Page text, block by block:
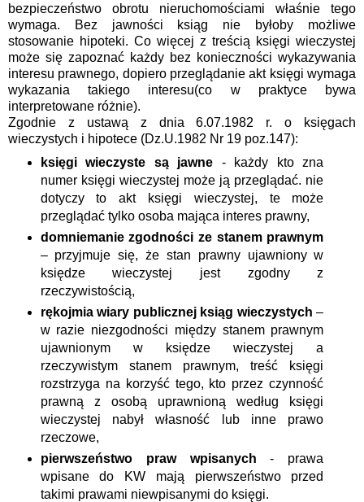
bezpieczeństwo obrotu nieruchomościami właśnie tego
wymaga. Bez jawności ksiąg nie byłoby możliwe
stosowanie hipoteki. Co więcej z treścią księgi wieczystej
może się zapoznać każdy bez konieczności wykazywania
interesu prawnego, dopiero przeglądanie akt księgi wymaga
wykazania takiego interesu(co w praktyce bywa
interpretowane różnie).
Zgodnie z ustawą z dnia 6.07.1982 r. o księgach
wieczystych i hipotece (Dz.U.1982 Nr 19 poz.147):
księgi wieczyste są jawne - każdy kto zna
numer księgi wieczystej może ją przeglądać. nie
dotyczy to akt księgi wieczystej, te może
przeglądać tylko osoba mająca interes prawny,
domniemanie zgodności ze stanem prawnym
– przyjmuje się, że stan prawny ujawniony w
księdze wieczystej jest zgodny z
rzeczywistością,
rękojmia wiary publicznej ksiąg wieczystych –
w razie niezgodności między stanem prawnym
ujawnionym w księdze wieczystej a
rzeczywistym stanem prawnym, treść księgi
rozstrzyga na korzyść tego, kto przez czynność
prawną z osobą uprawnioną według księgi
wieczystej nabył własność lub inne prawo
rzeczowe,
pierwszeństwo praw wpisanych - prawa
wpisane do KW mają pierwszeństwo przed
takimi prawami niewpisanymi do księgi.